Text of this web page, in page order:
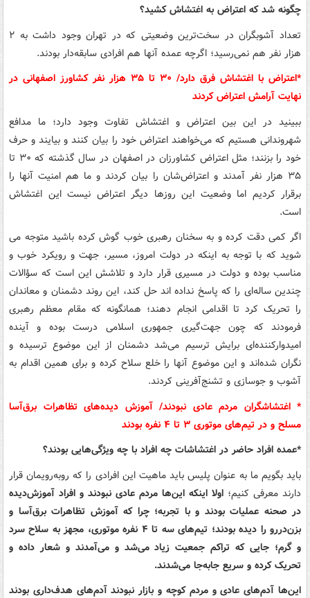
چگونه شد که اعتراض به اغتشاش کشید؟
تعداد آشوبگران در سخت‌ترین وضعیتی که در تهران وجود داشت به ۲
هزار نفر هم نمی‌رسید؛ اگرچه عمده آنها هم افرادی سابقه‌دار بودند.
*اعتراض با اغتشاش فرق دارد/ ۳۰ تا ۳۵ هزار نفر کشاورز اصفهانی در
نهایت آرامش اعتراض کردند
ببینید در این بین اعتراض و اغتشاش تفاوت وجود دارد؛ ما مدافع
شهروندانی هستیم که می‌خواهند اعتراض خود را بیان کنند و بیایند و حرف
خود را بزنند؛ مثل اعتراض کشاورزان در اصفهان در سال گذشته که ۳۰ تا
۳۵ هزار نفر آمدند و اعتراض‌شان را بیان کردند و ما هم امنیت آنها را
برقرار کردیم اما وضعیت این روزها دیگر اعتراض نیست این اغتشاش
است.
اگر کمی دقت کرده و به سخنان رهبری خوب گوش کرده باشید متوجه می
شوید که با توجه به اینکه در دولت امروز، مسیر،‌ جهت و رویکرد خوب و
مناسب بوده و دولت در مسیری قرار دارد و تلاشش این است که سؤالات
چندین ساله‌ای را که پاسخ نداده اند حل کند، این روند دشمنان و معاندان
را تحریک کرد تا اقدامی انجام دهند؛ همانگونه که مقام معظم رهبری
فرمودند که چون جهت‌گیری جمهوری اسلامی درست بوده و آینده
امیدوارکننده‌ای برایش ترسیم می‌شد دشمنان از این موضوع ترسیده و
نگران شده‌اند و این موضوع آنها را خلع سلاح کرده و برای همین اقدام به
آشوب و جوسازی و تشنج‌آفرینی کردند.
* اغتشاشگران مردم عادی نبودند/ آموزش دیده‌های تظاهرات برق‌آسا
مسلح و در تیم‌های موتوری ۳ تا ۴ نفره بودند
*عمده افراد حاضر در اغتشاشات چه افراد با چه ویژگی‌هایی بودند؟
باید بگویم ما به عنوان پلیس باید ماهیت این افرادی را که روبه‌رویمان قرار
دارند معرفی کنیم؛ اولا اینکه این‌ها مردم عادی نبودند و افراد آموزش‌دیده
در صحنه عملیات بودند و با تجربه؛ چرا که آموزش تظاهرات برق‌آسا و
بزن‌دررو را دیده بودند؛ تیم‌های سه تا ۴ نفره موتوری، مجهز به سلاح سرد
و گرم؛ جایی که تراکم جمعیت زیاد می‌شد و می‌آمدند و شعار داده و
تحریک کرده و سریع جابه‌جا می‌شدند.
این‌ها آدم‌های عادی و مردم کوچه و بازار نبودند آدم‌های هدف‌داری بودند